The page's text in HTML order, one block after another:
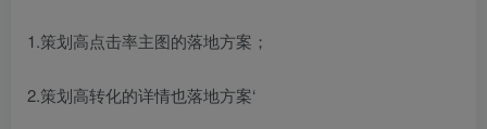
1.策划高点击率主图的落地方案；
2.策划高转化的详情也落地方案‘